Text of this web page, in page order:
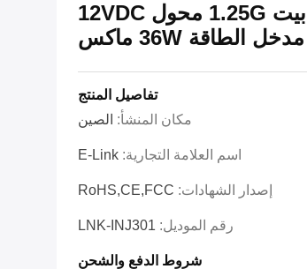
مستعرض PoE الصناعي 30W جيجابيت 1.25G محول 12VDC
تفاصيل المنتج
مكان المنشأ: الصين
اسم العلامة التجارية: E-Link
إصدار الشهادات: RoHS,CE,FCC
رقم الموديل: LNK-INJ301
شروط الدفع والشحن